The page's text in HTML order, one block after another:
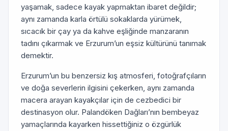
yaşamak, sadece kayak yapmaktan ibaret değildir;
aynı zamanda karla örtülü sokaklarda yürümek,
sıcacık bir çay ya da kahve eşliğinde manzaranın
tadını çıkarmak ve Erzurum’un eşsiz kültürünü tanımak
demektir.
Erzurum’un bu benzersiz kış atmosferi, fotoğrafçıların
ve doğa severlerin ilgisini çekerken, aynı zamanda
macera arayan kayakçılar için de cezbedici bir
destinasyon olur. Palandöken Dağları’nın bembeyaz
yamaçlarında kayarken hissettiğiniz o özgürlük